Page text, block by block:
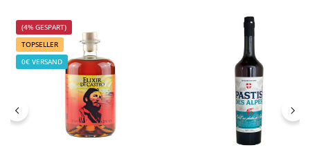
(4% GESPART)
TOPSELLER
0€ VERSAND